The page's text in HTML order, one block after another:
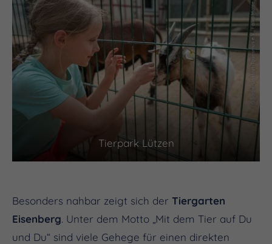
(c) Saale-Unstrut-Tourismus e.V., Falko Matte
Tierpark Lützen
Besonders nahbar zeigt sich der Tiergarten
Eisenberg. Unter dem Motto „Mit dem Tier auf Du
und Du“ sind viele Gehege für einen direkten